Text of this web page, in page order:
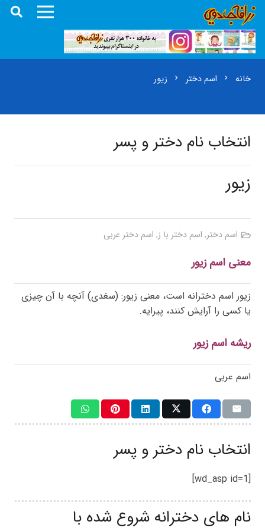
خانه chevron_right اسم دختر chevron_right زیور
انتخاب نام دختر و پسر
زیور
اسم دختر, اسم دختر با ز, اسم دختر عربی
معنی اسم زیور
زیور اسم دخترانه است، معنی زیور: (سغدی) آنچه با آن چیزی
یا کسی را آرایش کنند، پیرایه.
ریشه اسم زیور
اسم عربی
انتخاب نام دختر و پسر
[wd_asp id=1]
نام های دخترانه شروع شده با